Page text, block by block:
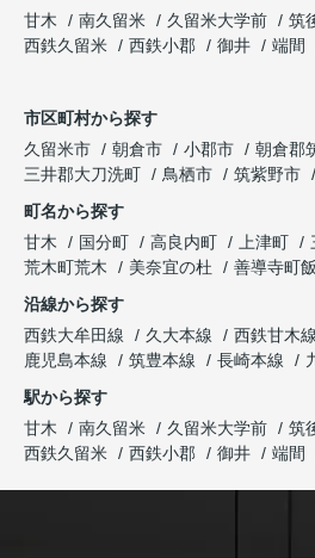
甘木
南久留米 久留米大学前 筑
西鉄久留米
西鉄小郡 御井 端間
市区町村から探す
久留米市
朝倉市 小郡市 朝倉郡
三井郡大刀洗町
鳥栖市 筑紫野市
町名から探す
甘木
国分町 高良内町 上津町
荒木町荒木
美奈宜の杜 善導寺町
沿線から探す
西鉄大牟田線
久大本線 西鉄甘木線
鹿児島本線
筑豊本線 長崎本線
駅から探す
甘木
南久留米 久留米大学前 筑
西鉄久留米
西鉄小郡 御井 端間